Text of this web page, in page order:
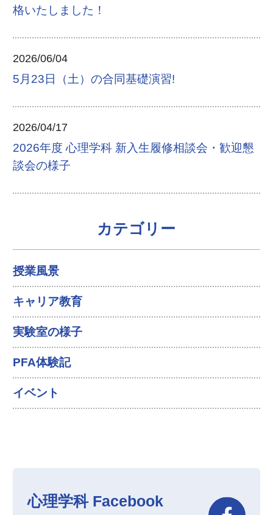
格いたしました！
2026/06/04
5月23日（土）の合同基礎演習!
2026/04/17
2026年度 心理学科 新入生履修相談会・歓迎懇
談会の様子
カテゴリー
授業風景
キャリア教育
実験室の様子
PFA体験記
イベント
心理学科 Facebook